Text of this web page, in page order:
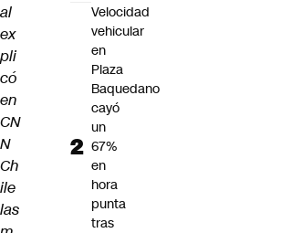
al
ex
pli
có
en
CN
N
Ch
ile
las
Velocidad
vehicular
en
Plaza
Baquedano
cayó
un
67%
en
hora
punta
tras